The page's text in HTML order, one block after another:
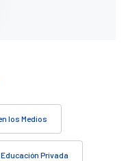
los Medios
Privada